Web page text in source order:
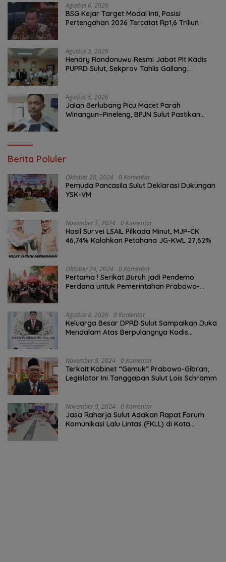
Agustus 6, 2026
BSG Kejar Target Modal Inti, Posisi
Pertengahan 2026 Tercatat Rp1,6 Triliun
Agustus 5, 2026
Hendry Rondonuwu Resmi Jabat Plt Kadis
PUPRD Sulut, Sekprov Tahlis Gallang
Agustus 5, 2026
Jalan Berlubang Picu Macet Parah
Winangun–Pineleng, BPJN Sulut Pastikan
Berita Poluler
Oktober 28, 2024 0 Komentar
Pemuda Pancasila Sulut Deklarasi Dukungan
YSK-VM
November 7, 2024 0 Komentar
Hasil Survei LSAIL Pilkada Minut, MJP-CK
46,74% Kalahkan Petahana JG-KWL 27,62%
Oktober 24, 2024 0 Komentar
Pertama ! Serikat Buruh jadi Pendemo
Perdana untuk Pemerintahan Prabowo-
Agustus 8, 2026 0 Komentar
Keluarga Besar DPRD Sulut Sampaikan Duka
Mendalam Atas Berpulangnya Kadis
November 9, 2024 0 Komentar
Terkait Kabinet “Gemuk” Prabowo-Gibran,
Legislator Ini Tanggapan Sulut Lois Schramm
November 9, 2024 0 Komentar
Jasa Raharja Sulut Adakan Rapat Forum
Komunikasi Lalu Lintas (FKLL) di Kota